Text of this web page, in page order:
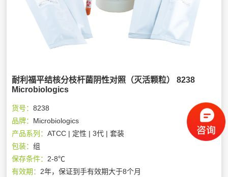
耐利福平结核分枝杆菌阴性对照（灭活颗粒） 8238
Microbiologics
货号：8238
品牌： Microbiologics
产品系列：ATCC | 定性 | 3代 | 套装
包装：组
保存条件： 2-8℃
有效期： 2年，保证到手有效期大于8个月